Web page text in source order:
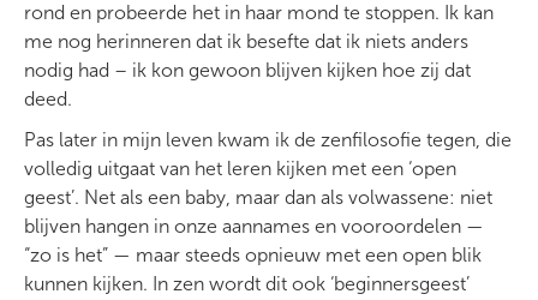
rond en probeerde het in haar mond te stoppen. Ik kan
me nog herinneren dat ik besefte dat ik niets anders
nodig had – ik kon gewoon blijven kijken hoe zij dat
deed.
Pas later in mijn leven kwam ik de zenfilosofie tegen, die
volledig uitgaat van het leren kijken met een ‘open
geest’. Net als een baby, maar dan als volwassene: niet
blijven hangen in onze aannames en vooroordelen —
“zo is het” — maar steeds opnieuw met een open blik
kunnen kijken. In zen wordt dit ook ‘beginnersgeest’